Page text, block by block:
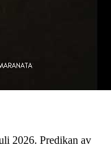
2026. Predikan av